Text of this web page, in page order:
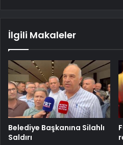
İlgili Makaleler
Belediye Başkanına Silahlı
Saldırı